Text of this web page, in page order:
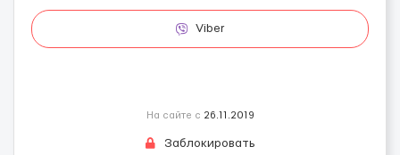
Viber
На сайте с 26.11.2019
Заблокировать